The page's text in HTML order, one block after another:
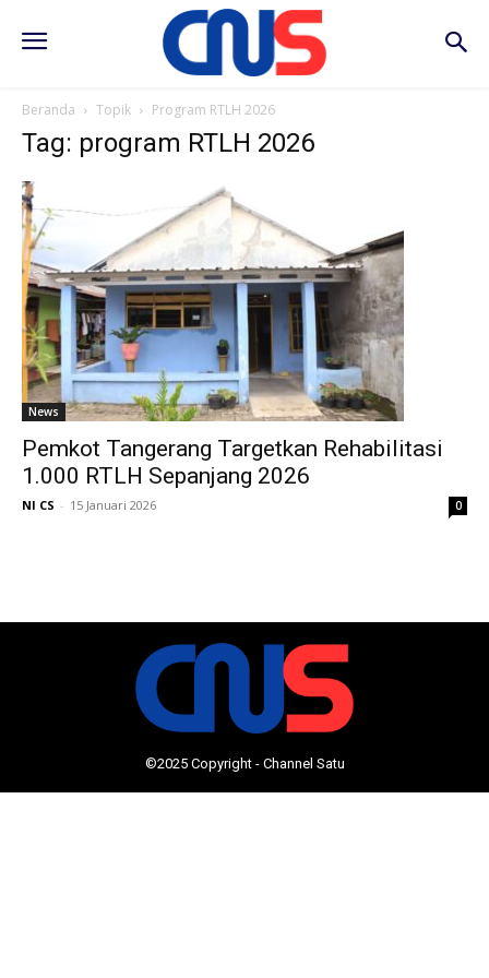
Beranda Topik Program RTLH 2026
Tag: program RTLH 2026
News
Pemkot Tangerang Targetkan Rehabilitasi
1.000 RTLH Sepanjang 2026
NI CS - 15 Januari 2026 0
©2025 Copyright - Channel Satu